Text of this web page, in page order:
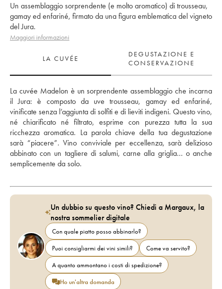
Un assemblaggio sorprendente (e molto aromatico) di trousseau,
gamay ed enfariné, firmato da una figura emblematica del vigneto
del Jura.
Maggiori informazioni
LA CUVÉE
DEGUSTAZIONE E
CONSERVAZIONE
La cuvée Madelon è un sorprendente assemblaggio che incarna
il Jura: è composto da uve trousseau, gamay ed enfariné,
vinificate senza l’aggiunta di solfiti e di lieviti indigeni. Questo vino,
né chiarificato né filtrato, esprime con purezza tutta la sua
ricchezza aromatica. La parola chiave della tua degustazione
sarà “piacere”. Vino conviviale per eccellenza, sarà delizioso
abbinato con un tagliere di salumi, carne alla griglia... o anche
semplicemente da solo.
Un dubbio su questo vino? Chiedi a Margaux, la
nostra sommelier digitale
Con quale piatto posso abbinarlo?
Puoi consigliarmi dei vini simili?
Come va servito?
A quanto ammontano i costi di spedizione?
Ho un'altra domanda